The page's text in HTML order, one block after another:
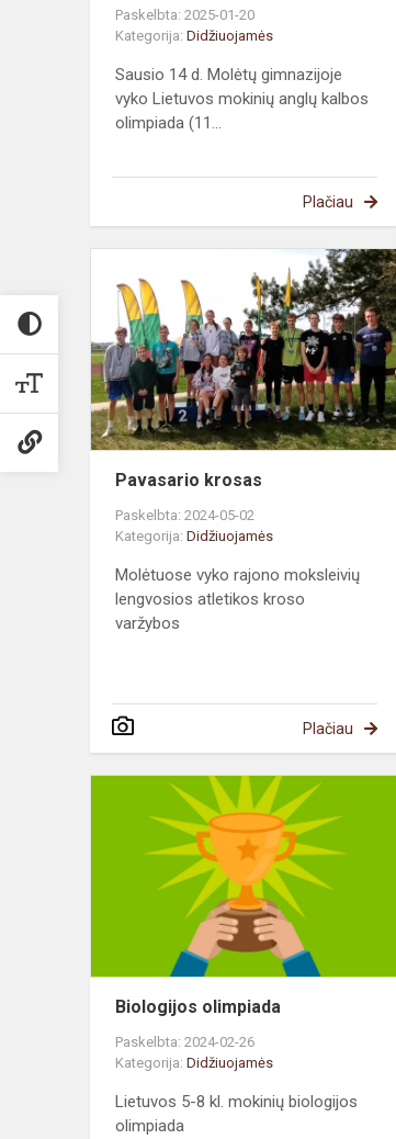
Paskelbta: 2025-01-20
Kategorija: Didžiuojamės
Sausio 14 d. Molėtų gimnazijoje
vyko Lietuvos mokinių anglų kalbos
olimpiada (11...
Plačiau
Pavasario krosas
Paskelbta: 2024-05-02
Kategorija: Didžiuojamės
Molėtuose vyko rajono moksleivių
lengvosios atletikos kroso
varžybos
Plačiau
Biologijos olimpiada
Paskelbta: 2024-02-26
Kategorija: Didžiuojamės
Lietuvos 5-8 kl. mokinių biologijos
olimpiada